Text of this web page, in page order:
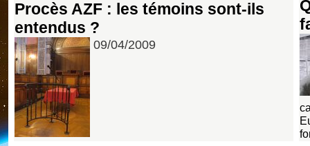
Procès AZF : les témoins sont-ils
entendus ?
09/04/2009